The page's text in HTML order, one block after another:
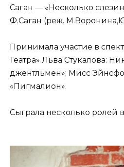
Саган — «Несколько
Ф.Саган (реж.
Принимала участие в
Театра» Льва Стукалова:
джентльмен»; Мисс
«Пигмалион».
Сыграла несколько ролей